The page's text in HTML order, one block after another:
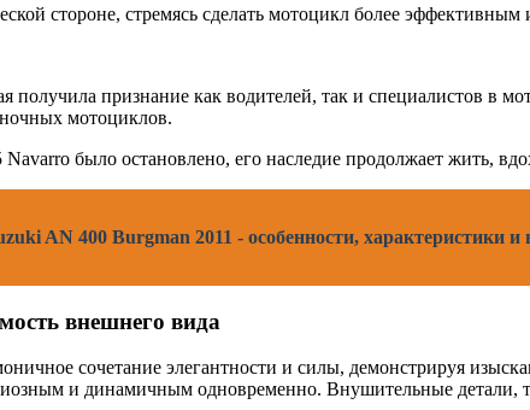
стороне, стремясь сделать мотоцикл более эффективным
получила признание как водителей, так и специалистов в
мотоциклов.
было остановлено, его наследие продолжает жить,
AN 400 Burgman 2011 - особенности, характеристики и
внешнего вида
сочетание элегантности и силы, демонстрируя
и динамичным одновременно. Внушительные детали,